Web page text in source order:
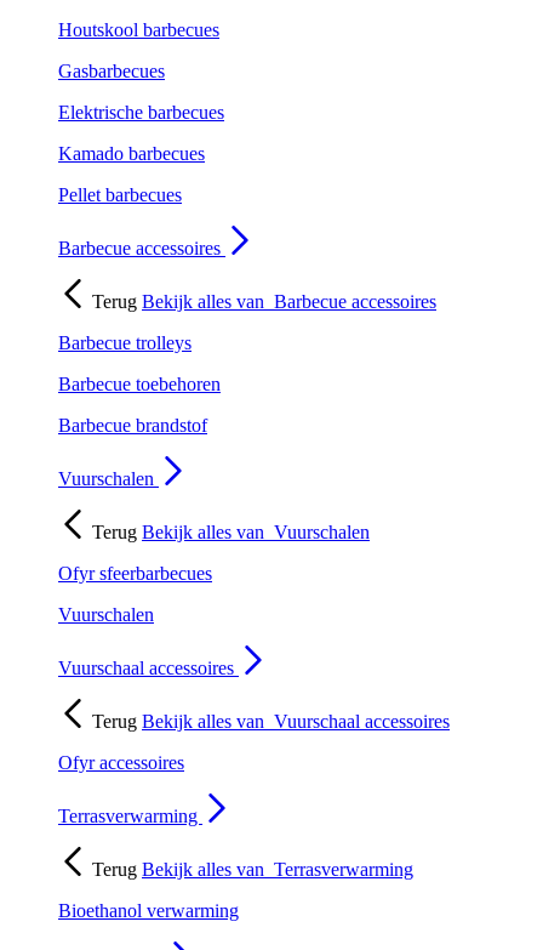
Houtskool barbecues
Gasbarbecues
Elektrische barbecues
Kamado barbecues
Pellet barbecues
Barbecue accessoires
Terug Bekijk alles van Barbecue accessoires
Barbecue trolleys
Barbecue toebehoren
Barbecue brandstof
Vuurschalen
Terug Bekijk alles van Vuurschalen
Ofyr sfeerbarbecues
Vuurschalen
Vuurschaal accessoires
Terug Bekijk alles van Vuurschaal accessoires
Ofyr accessoires
Terrasverwarming
Terug Bekijk alles van Terrasverwarming
Bioethanol verwarming